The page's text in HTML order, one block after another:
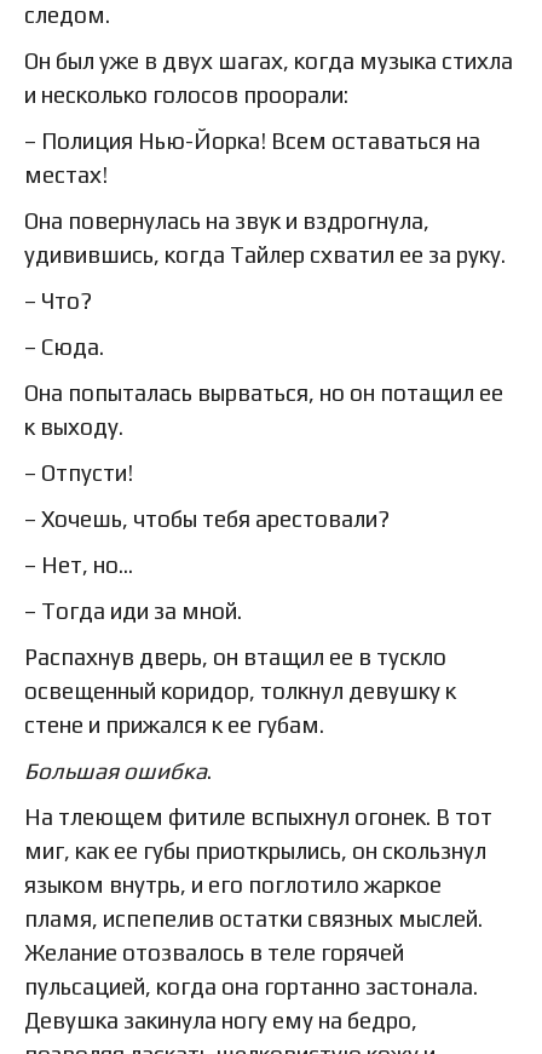
следом.
Он был уже в двух шагах, когда музыка стихла
и несколько голосов проорали:
– Полиция Нью-Йорка! Всем оставаться на
местах!
Она повернулась на звук и вздрогнула,
удивившись, когда Тайлер схватил ее за руку.
– Что?
– Сюда.
Она попыталась вырваться, но он потащил ее
к выходу.
– Отпусти!
– Хочешь, чтобы тебя арестовали?
– Нет, но…
– Тогда иди за мной.
Распахнув дверь, он втащил ее в тускло
освещенный коридор, толкнул девушку к
стене и прижался к ее губам.
Большая ошибка.
На тлеющем фитиле вспыхнул огонек. В тот
миг, как ее губы приоткрылись, он скользнул
языком внутрь, и его поглотило жаркое
пламя, испепелив остатки связных мыслей.
Желание отозвалось в теле горячей
пульсацией, когда она гортанно застонала.
Девушка закинула ногу ему на бедро,